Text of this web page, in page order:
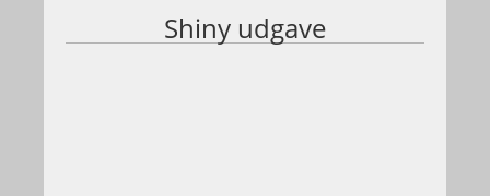
Shiny udgave